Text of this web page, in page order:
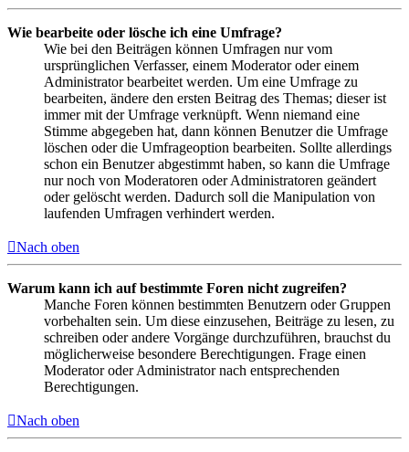
Wie bearbeite oder lösche ich eine Umfrage?
Wie bei den Beiträgen können Umfragen nur vom
ursprünglichen Verfasser, einem Moderator oder einem
Administrator bearbeitet werden. Um eine Umfrage zu
bearbeiten, ändere den ersten Beitrag des Themas; dieser ist
immer mit der Umfrage verknüpft. Wenn niemand eine
Stimme abgegeben hat, dann können Benutzer die Umfrage
löschen oder die Umfrageoption bearbeiten. Sollte allerdings
schon ein Benutzer abgestimmt haben, so kann die Umfrage
nur noch von Moderatoren oder Administratoren geändert
oder gelöscht werden. Dadurch soll die Manipulation von
laufenden Umfragen verhindert werden.
Nach oben
Warum kann ich auf bestimmte Foren nicht zugreifen?
Manche Foren können bestimmten Benutzern oder Gruppen
vorbehalten sein. Um diese einzusehen, Beiträge zu lesen, zu
schreiben oder andere Vorgänge durchzuführen, brauchst du
möglicherweise besondere Berechtigungen. Frage einen
Moderator oder Administrator nach entsprechenden
Berechtigungen.
Nach oben